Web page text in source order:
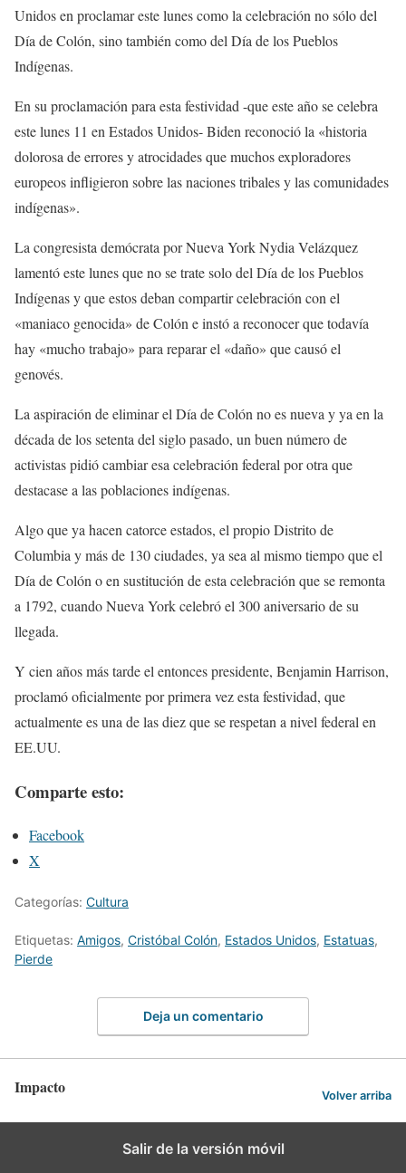
Unidos en proclamar este lunes como la celebración no sólo del
Día de Colón, sino también como del Día de los Pueblos
Indígenas.
En su proclamación para esta festividad -que este año se celebra
este lunes 11 en Estados Unidos- Biden reconoció la «historia
dolorosa de errores y atrocidades que muchos exploradores
europeos infligieron sobre las naciones tribales y las comunidades
indígenas».
La congresista demócrata por Nueva York Nydia Velázquez
lamentó este lunes que no se trate solo del Día de los Pueblos
Indígenas y que estos deban compartir celebración con el
«maniaco genocida» de Colón e instó a reconocer que todavía
hay «mucho trabajo» para reparar el «daño» que causó el
genovés.
La aspiración de eliminar el Día de Colón no es nueva y ya en la
década de los setenta del siglo pasado, un buen número de
activistas pidió cambiar esa celebración federal por otra que
destacase a las poblaciones indígenas.
Algo que ya hacen catorce estados, el propio Distrito de
Columbia y más de 130 ciudades, ya sea al mismo tiempo que el
Día de Colón o en sustitución de esta celebración que se remonta
a 1792, cuando Nueva York celebró el 300 aniversario de su
llegada.
Y cien años más tarde el entonces presidente, Benjamin Harrison,
proclamó oficialmente por primera vez esta festividad, que
actualmente es una de las diez que se respetan a nivel federal en
EE.UU.
Comparte esto:
Facebook
X
Categorías: Cultura
Etiquetas: Amigos, Cristóbal Colón, Estados Unidos, Estatuas,
Pierde
Deja un comentario
Impacto Volver arriba
Salir de la versión móvil